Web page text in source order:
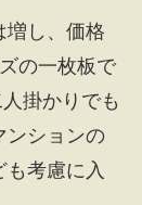
増し、価格
の一枚板で
掛かりでも
ンションの
考慮に入